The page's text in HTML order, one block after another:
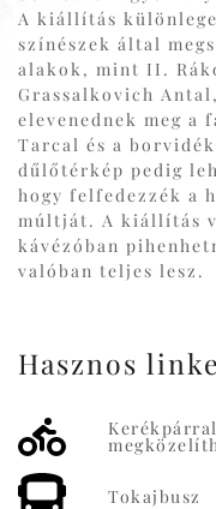
A kiállítás
színészek által
alakok, mint II.
Grassalkovich
elevenednek meg a
Tarcal és a
dűlőtérkép pedig
hogy felfedezzék a
múltját. A kiállítás
kávézóban
valóban teljes lesz.
Hasznos
Tokajbusz